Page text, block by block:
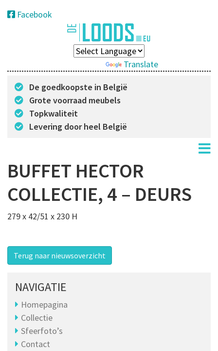
Facebook
Translate
De goedkoopste in België
Grote voorraad meubels
Topkwaliteit
Levering door heel België
BUFFET HECTOR
COLLECTIE, 4 – DEURS
279 x 42/51 x 230 H
Terug naar nieuwsoverzicht
NAVIGATIE
Homepagina
Collectie
Sfeerfoto’s
Contact